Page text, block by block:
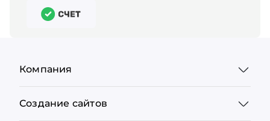
Компания
Создание сайтов